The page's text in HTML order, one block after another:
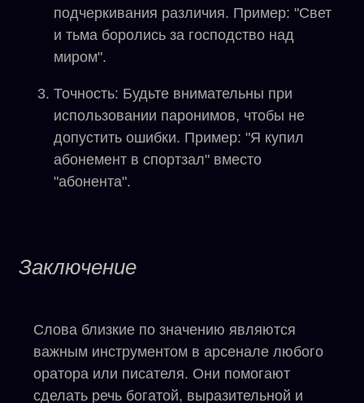
подчеркивания различия. Пример: "Свет
и тьма боролись за господство над
миром".
Точность: Будьте внимательны при
использовании паронимов, чтобы не
допустить ошибки. Пример: "Я купил
абонемент в спортзал" вместо
"абонента".
Заключение
Слова близкие по значению являются
важным инструментом в арсенале любого
оратора или писателя. Они помогают
сделать речь богатой, выразительной и